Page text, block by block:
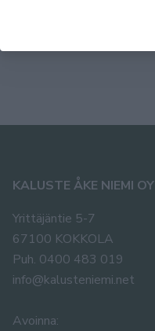
KALUSTE ÅKE NIEMI OY
Yrittäjäntie 5-7
67100 KOKKOLA
Puh. 0400 483 019
info@kalusteniemi.net
Avoinna: